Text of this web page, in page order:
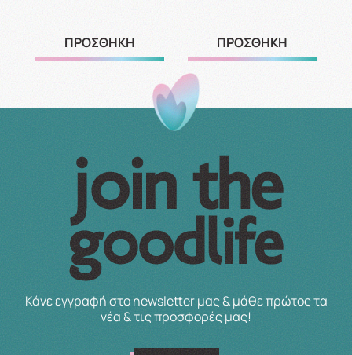
ΠΡΟΣΘΗΚΗ ΠΡΟΣΘΗΚΗ
Κάνε εγγραφή στο newsletter μας & μάθε πρώτος τα
νέα & τις προσφορές μας!